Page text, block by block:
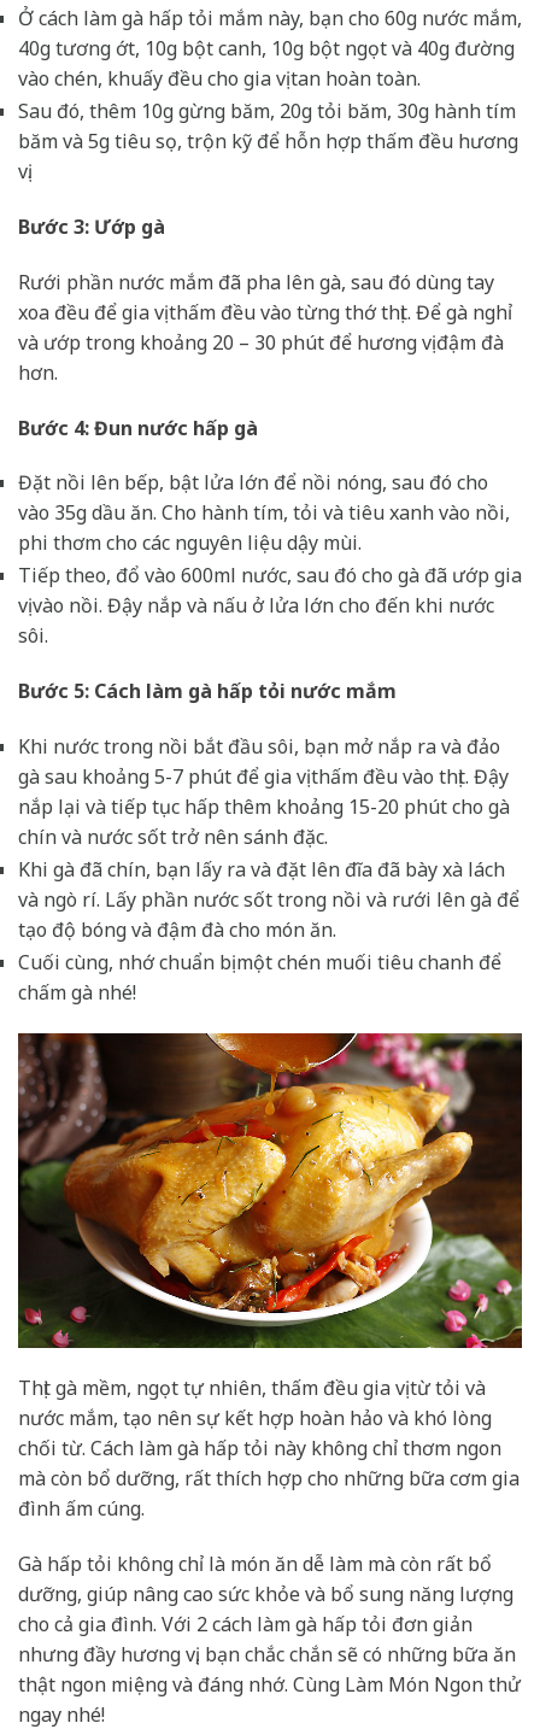
Ở cách làm gà hấp tỏi mắm này, bạn cho 60g nước mắm,
40g tương ớt, 10g bột canh, 10g bột ngọt và 40g đường
vào chén, khuấy đều cho gia vị tan hoàn toàn.
Sau đó, thêm 10g gừng băm, 20g tỏi băm, 30g hành tím
băm và 5g tiêu sọ, trộn kỹ để hỗn hợp thấm đều hương
vị.
Bước 3: Ướp gà
Rưới phần nước mắm đã pha lên gà, sau đó dùng tay
xoa đều để gia vị thấm đều vào từng thớ thịt. Để gà nghỉ
và ướp trong khoảng 20 – 30 phút để hương vị đậm đà
hơn.
Bước 4: Đun nước hấp gà
Đặt nồi lên bếp, bật lửa lớn để nồi nóng, sau đó cho
vào 35g dầu ăn. Cho hành tím, tỏi và tiêu xanh vào nồi,
phi thơm cho các nguyên liệu dậy mùi.
Tiếp theo, đổ vào 600ml nước, sau đó cho gà đã ướp gia
vị vào nồi. Đậy nắp và nấu ở lửa lớn cho đến khi nước
sôi.
Bước 5: Cách làm gà hấp tỏi nước mắm
Khi nước trong nồi bắt đầu sôi, bạn mở nắp ra và đảo
gà sau khoảng 5-7 phút để gia vị thấm đều vào thịt. Đậy
nắp lại và tiếp tục hấp thêm khoảng 15-20 phút cho gà
chín và nước sốt trở nên sánh đặc.
Khi gà đã chín, bạn lấy ra và đặt lên đĩa đã bày xà lách
và ngò rí. Lấy phần nước sốt trong nồi và rưới lên gà để
tạo độ bóng và đậm đà cho món ăn.
Cuối cùng, nhớ chuẩn bị một chén muối tiêu chanh để
chấm gà nhé!
Thịt gà mềm, ngọt tự nhiên, thấm đều gia vị từ tỏi và
nước mắm, tạo nên sự kết hợp hoàn hảo và khó lòng
chối từ. Cách làm gà hấp tỏi này không chỉ thơm ngon
mà còn bổ dưỡng, rất thích hợp cho những bữa cơm gia
đình ấm cúng.
Gà hấp tỏi không chỉ là món ăn dễ làm mà còn rất bổ
dưỡng, giúp nâng cao sức khỏe và bổ sung năng lượng
cho cả gia đình. Với 2 cách làm gà hấp tỏi đơn giản
nhưng đầy hương vị, bạn chắc chắn sẽ có những bữa ăn
thật ngon miệng và đáng nhớ. Cùng Làm Món Ngon thử
ngay nhé!